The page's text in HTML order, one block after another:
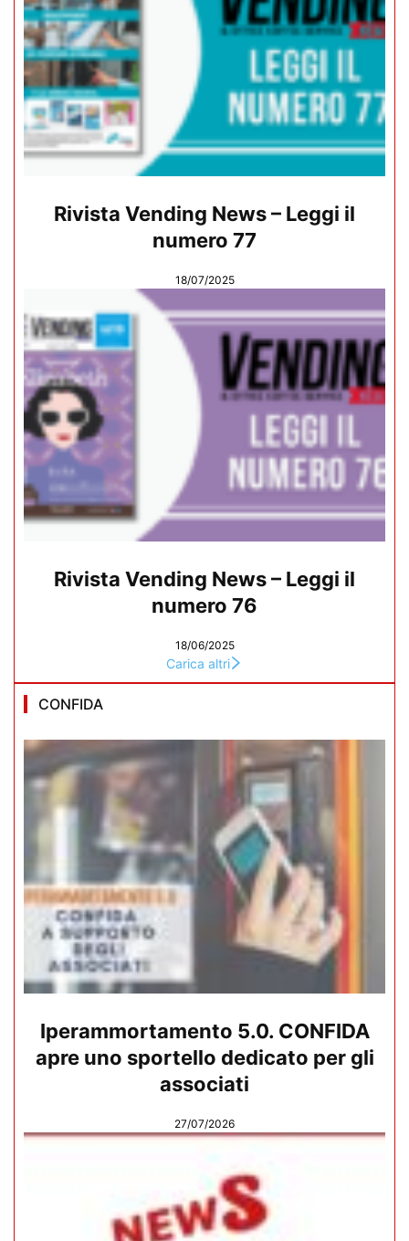
Rivista Vending News – Leggi il
numero 77
18/07/2025
Rivista Vending News – Leggi il
numero 76
18/06/2025
Carica altri
CONFIDA
Iperammortamento 5.0. CONFIDA
apre uno sportello dedicato per gli
associati
27/07/2026